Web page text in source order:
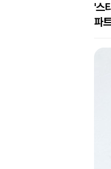
'스
파